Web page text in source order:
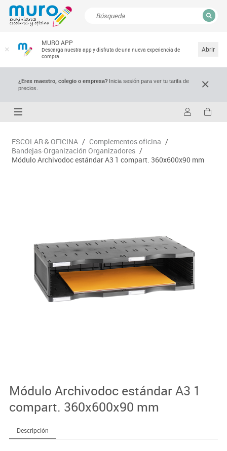
MURO APP
Descarga nuestra app y disfruta de una nueva experiencia de
compra.
Abrir
¿Eres maestro, colegio o empresa?Inicia sesión para ver tu tarifa de
precios.
ESCOLAR & OFICINA / Complementos oficina /
Bandejas·Organización Organizadores /
Módulo Archivodoc estándar A3 1 compart. 360x600x90 mm
Módulo Archivodoc estándar A3 1
compart. 360x600x90 mm
Descripción